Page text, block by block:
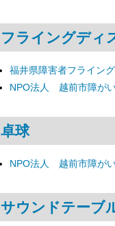
フライングディ
福井県障害者フライン
NPO法人 越前市障が
卓球
NPO法人 越前市障が
サウンドテーブ